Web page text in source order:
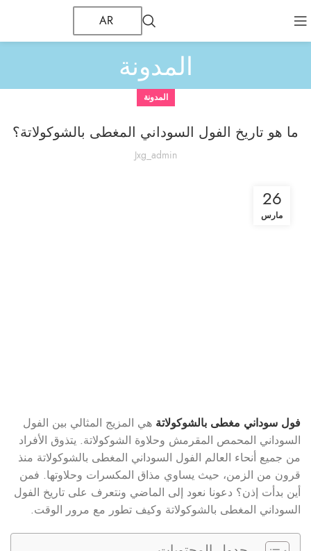
AR
المدونة
المدونة
ما هو تاريخ الفول السوداني المغطى بالشوكولاتة؟
Jxg_admin
26
مارس
فول سوداني مغطى بالشوكولاتة هي المزيج المثالي بين الفول
السوداني المحمص المقرمش وحلاوة الشوكولاتة. يتذوق الأفراد
من جميع أنحاء العالم الفول السوداني المغطى بالشوكولاتة منذ
قرون من الزمن، حيث يساوي مذاق المكسرات وحلاوتها. فمن
أين بدأت إذن؟ دعونا نعود إلى الماضي ونتعرف على تاريخ الفول
السوداني المغطى بالشوكولاتة وكيف تطور مع مرور الوقت.